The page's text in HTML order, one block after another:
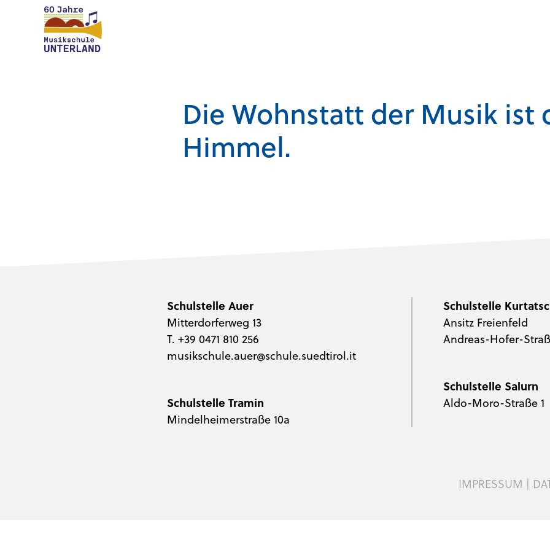
Die Wohnstatt der Musik ist
Himmel.
Schulstelle Auer
Mitterdorferweg 13
T. +39 0471 810 256
musikschule.auer@schule.suedtirol.it
Schulstelle Tramin
Mindelheimerstraße 10a
Schulstelle
Ansitz Freienfeld
Andreas-Hofer-
Schulstelle Salurn
Aldo-Moro-Straße 1
IMPRESSUM |